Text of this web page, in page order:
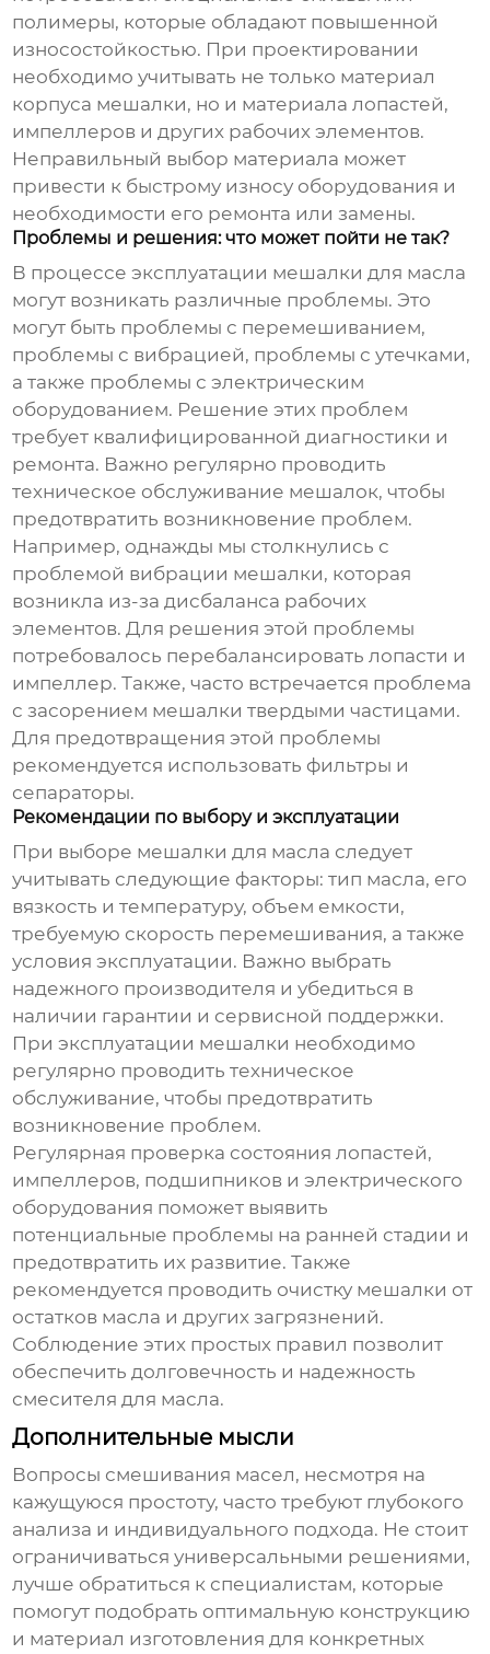
полимеры, которые обладают повышенной
износостойкостью. При проектировании
необходимо учитывать не только материал
корпуса мешалки, но и материала лопастей,
импеллеров и других рабочих элементов.
Неправильный выбор материала может
привести к быстрому износу оборудования и
необходимости его ремонта или замены.
Проблемы и решения: что может пойти не так?
В процессе эксплуатации мешалки для масла
могут возникать различные проблемы. Это
могут быть проблемы с перемешиванием,
проблемы с вибрацией, проблемы с утечками,
а также проблемы с электрическим
оборудованием. Решение этих проблем
требует квалифицированной диагностики и
ремонта. Важно регулярно проводить
техническое обслуживание мешалок, чтобы
предотвратить возникновение проблем.
Например, однажды мы столкнулись с
проблемой вибрации мешалки, которая
возникла из-за дисбаланса рабочих
элементов. Для решения этой проблемы
потребовалось перебалансировать лопасти и
импеллер. Также, часто встречается проблема
с засорением мешалки твердыми частицами.
Для предотвращения этой проблемы
рекомендуется использовать фильтры и
сепараторы.
Рекомендации по выбору и эксплуатации
При выборе мешалки для масла следует
учитывать следующие факторы: тип масла, его
вязкость и температуру, объем емкости,
требуемую скорость перемешивания, а также
условия эксплуатации. Важно выбрать
надежного производителя и убедиться в
наличии гарантии и сервисной поддержки.
При эксплуатации мешалки необходимо
регулярно проводить техническое
обслуживание, чтобы предотвратить
возникновение проблем.
Регулярная проверка состояния лопастей,
импеллеров, подшипников и электрического
оборудования поможет выявить
потенциальные проблемы на ранней стадии и
предотвратить их развитие. Также
рекомендуется проводить очистку мешалки от
остатков масла и других загрязнений.
Соблюдение этих простых правил позволит
обеспечить долговечность и надежность
смесителя для масла.
Дополнительные мысли
Вопросы смешивания масел, несмотря на
кажущуюся простоту, часто требуют глубокого
анализа и индивидуального подхода. Не стоит
ограничиваться универсальными решениями,
лучше обратиться к специалистам, которые
помогут подобрать оптимальную конструкцию
и материал изготовления для конкретных